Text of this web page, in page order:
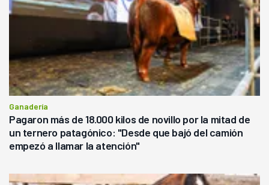
Ganadería
Pagaron más de 18.000 kilos de novillo por la mitad de
un ternero patagónico: "Desde que bajó del camión
empezó a llamar la atención"